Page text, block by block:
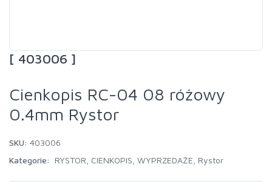
[ 403006 ]
Cienkopis RC-04 08 różowy
0.4mm Rystor
SKU: 403006
Kategorie:
RYSTOR CIENKOPIS WYPRZEDAŻE Rystor